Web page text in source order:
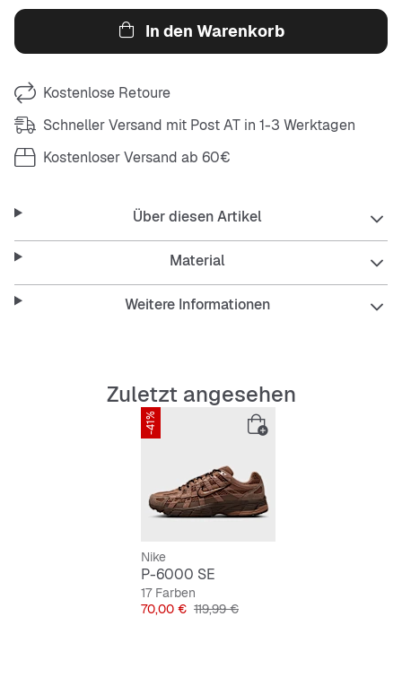
In den Warenkorb
Kostenlose Retoure
Schneller Versand mit Post AT in 1-3 Werktagen
Kostenloser Versand ab 60€
Über diesen Artikel
Material
Weitere Informationen
Zuletzt angesehen
-41%
Nike
P-6000 SE
17 Farben
Preis
70,00 € Originalpreis
119,99 €